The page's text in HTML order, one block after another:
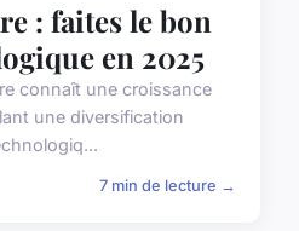
: faites le bon
en 2025
connaît une croissance
une diversification
7 min de lecture →